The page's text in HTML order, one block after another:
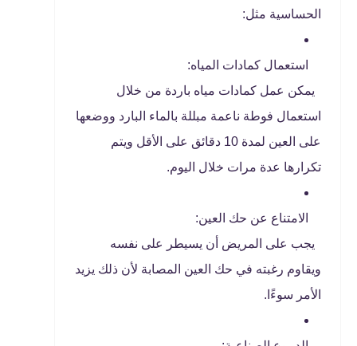
الحساسية مثل:
استعمال كمادات المياه:
يمكن عمل كمادات مياه باردة من خلال
استعمال فوطة ناعمة مبللة بالماء البارد ووضعها
على العين لمدة 10 دقائق على الأقل ويتم
تكرارها عدة مرات خلال اليوم.
الامتناع عن حك العين:
يجب على المريض أن يسيطر على نفسه
ويقاوم رغبته في حك العين المصابة لأن ذلك يزيد
الأمر سوءًا.